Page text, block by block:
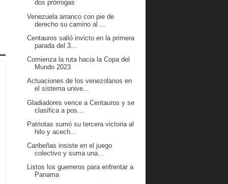
dos prórrogas
Venezuela arranco con pie de
derecho su camino al ...
Centauros salió invicto en la primera
parada del 3...
Comienza la ruta hacia la Copa del
Mundo 2023
Actuaciones de los venezolanos en
el sistema unive...
Gladiadores vence a Centauros y se
clasifica a pos...
Patriotas sumó su tercera victoria al
hilo y acech...
Caribeñas insiste en el juego
colectivo y suma una...
Listos los guerreros para enfrentar a
Panama